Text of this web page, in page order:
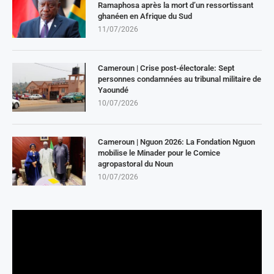
Ramaphosa après la mort d’un ressortissant
ghanéen en Afrique du Sud
11/07/2026
Cameroun | Crise post-électorale: Sept
personnes condamnées au tribunal militaire de
Yaoundé
10/07/2026
Cameroun | Nguon 2026: La Fondation Nguon
mobilise le Minader pour le Comice
agropastoral du Noun
10/07/2026